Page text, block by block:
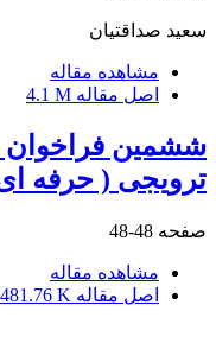
سعید صداقتیان
مشاهده مقاله
اصل مقاله 4.1 M
ششمین فراخوان
ترویجی ( حرفه
صفحه 48-48
مشاهده مقاله
اصل مقاله 481.76 K